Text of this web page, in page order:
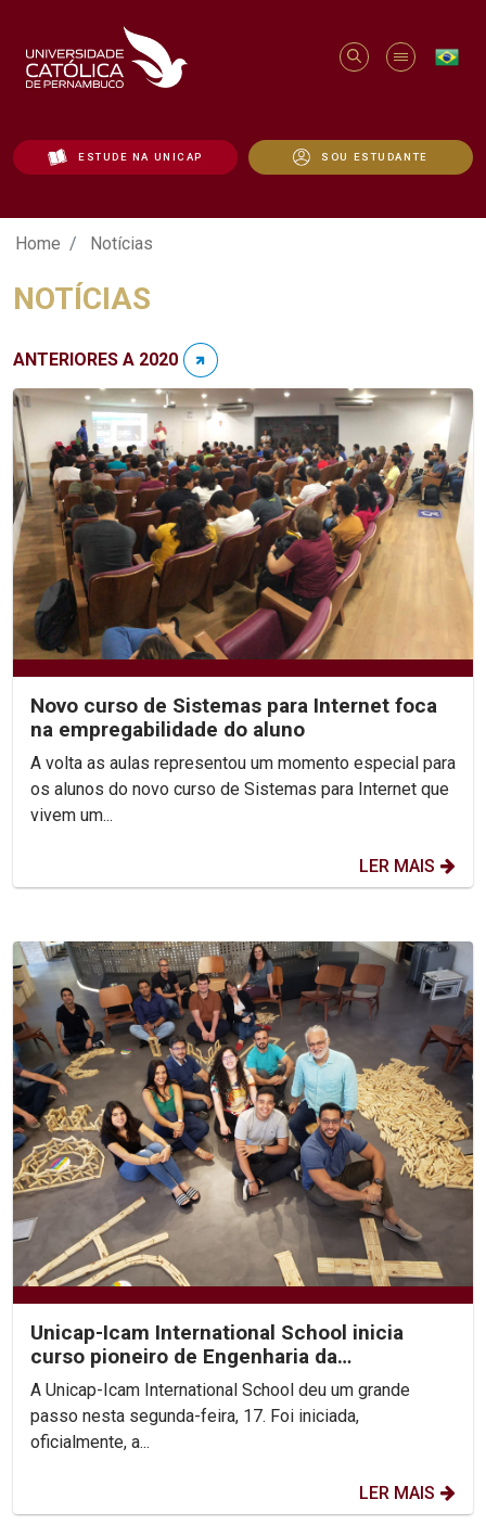
ESTUDE NA UNICAP SOU ESTUDANTE
Notícias - Unicap
Home Notícias
NOTÍCIAS
ANTERIORES A 2020
Novo curso de Sistemas para Internet foca
na empregabilidade do aluno
A volta as aulas representou um momento especial para
os alunos do novo curso de Sistemas para Internet que
vivem um...
LER MAIS
Unicap-Icam International School inicia
curso pioneiro de Engenharia da
Complexidade
A Unicap-Icam International School deu um grande
passo nesta segunda-feira, 17. Foi iniciada,
oficialmente, a...
LER MAIS